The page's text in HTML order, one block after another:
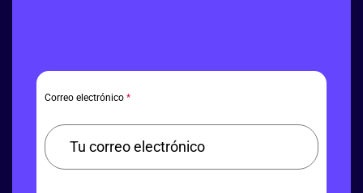
Correo electrónico *